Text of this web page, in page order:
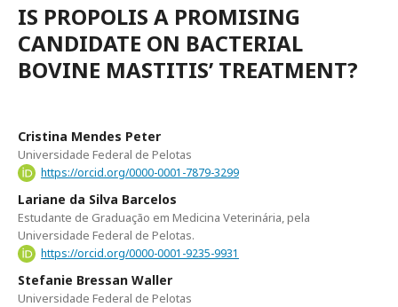
IS PROPOLIS A PROMISING
CANDIDATE ON BACTERIAL
BOVINE MASTITIS’ TREATMENT?
Cristina Mendes Peter
Universidade Federal de Pelotas
https://orcid.org/0000-0001-7879-3299
Lariane da Silva Barcelos
Estudante de Graduação em Medicina Veterinária, pela
Universidade Federal de Pelotas.
https://orcid.org/0000-0001-9235-9931
Stefanie Bressan Waller
Universidade Federal de Pelotas